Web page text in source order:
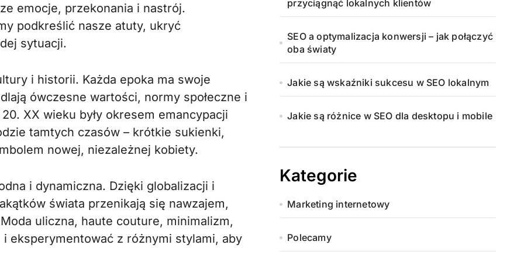
emocje, przekonania i nastrój.
podkreślić nasze atuty, ukryć
sytuacji.
i historii. Każda epoka ma swoje
ówczesne wartości, normy społeczne i
XX wieku były okresem emancypacji
tamtych czasów – krótkie sukienki,
nowej, niezależnej kobiety.
i dynamiczna. Dzięki globalizacji i
świata przenikają się nawzajem,
uliczna, haute couture, minimalizm,
eksperymentować z różnymi stylami, aby
przyciągnąć lokalnych klientów
SEO a optymalizacja konwersji – jak połączyć
oba światy
Jakie są wskaźniki sukcesu w SEO lokalnym
Jakie są różnice w SEO dla desktopu i mobile
Kategorie
Marketing internetowy
Polecamy